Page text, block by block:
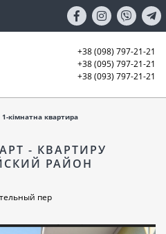
+38 (098) 797-21-21
+38 (095) 797-21-21
+38 (093) 797-21-21
1-кімнатна квартира
- КВАРТИРУ
РАЙОН
пер